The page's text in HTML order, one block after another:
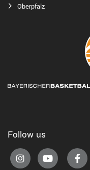
Oberpfalz
Follow us